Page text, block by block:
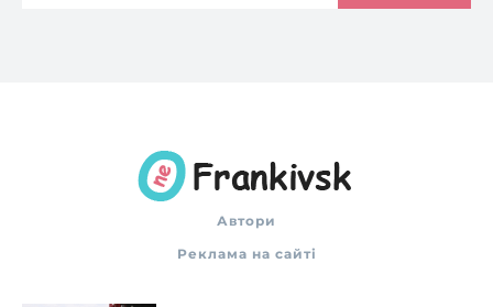
Автори
Реклама на сайті